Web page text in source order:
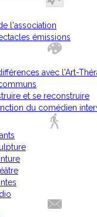
l'association
émissions
avec l'Art-
et se reconstruire
du comédien